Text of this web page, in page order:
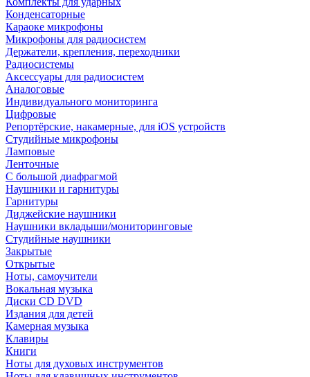
Конденсаторные
Караоке микрофоны
Микрофоны для радиосистем
Держатели, крепления, переходники
Радиосистемы
Аксессуары для радиосистем
Аналоговые
Индивидуального мониторинга
Цифровые
Репортёрские, накамерные, для iOS устройств
Студийные микрофоны
Ламповые
Ленточные
С большой диафрагмой
Наушники и гарнитуры
Гарнитуры
Диджейские наушники
Наушники вкладыши/мониторинговые
Студийные наушники
Закрытые
Открытые
Ноты, самоучители
Вокальная музыка
Диски CD DVD
Издания для детей
Камерная музыка
Клавиры
Книги
Ноты для духовых инструментов